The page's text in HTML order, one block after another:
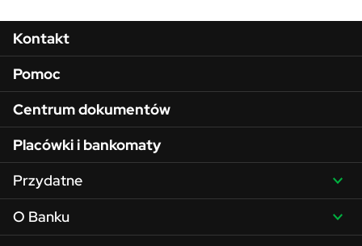
Menu w stopce
Kontakt
Pomoc
Centrum dokumentów
Placówki i bankomaty
Przydatne
O Banku